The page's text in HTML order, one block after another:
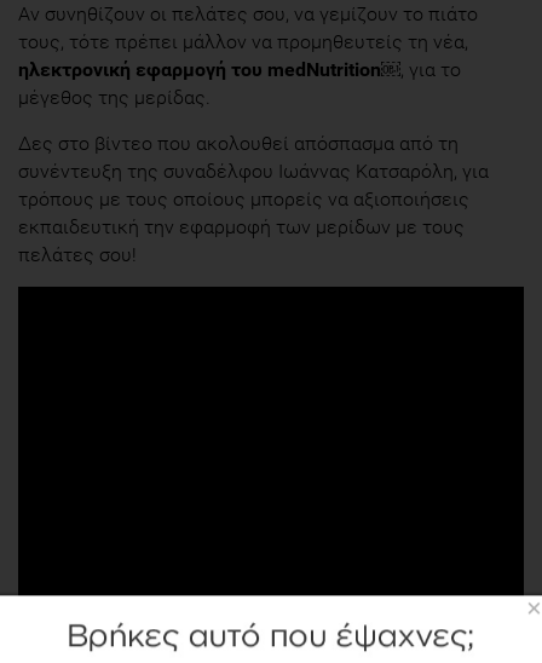
Αν συνηθίζουν οι πελάτες σου, να γεμίζουν το πιάτο
τους, τότε πρέπει μάλλον να προμηθευτείς τη νέα,
ηλεκτρονική εφαρμογή του medNutrition￼ , για το
μέγεθος της μερίδας.
Δες στο βίντεο που ακολουθεί απόσπασμα από τη
συνέντευξη της συναδέλφου Ιωάννας Κατσαρόλη, για
τρόπους με τους οποίους μπορείς να αξιοποιήσεις
εκπαιδευτική την εφαρμοφή των μερίδων με τους
πελάτες σου!
×